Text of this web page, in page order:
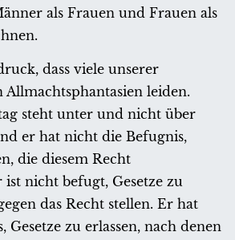
als Frauen und Frauen als
dass viele unserer
leiden.
steht unter und nicht über
er hat nicht die Befugnis,
die diesem Recht
nicht befugt, Gesetze zu
das Recht stellen. Er hat
Gesetze zu erlassen, nach denen